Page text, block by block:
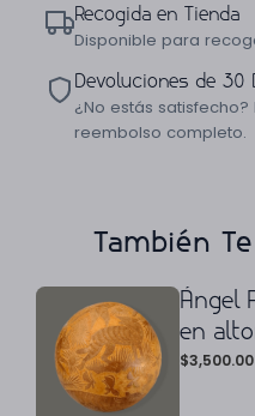
Recogida en Tienda
Disponible para
Devoluciones de 30
¿No estás
reembolso completo.
También
Ángel
en
$3,500.00